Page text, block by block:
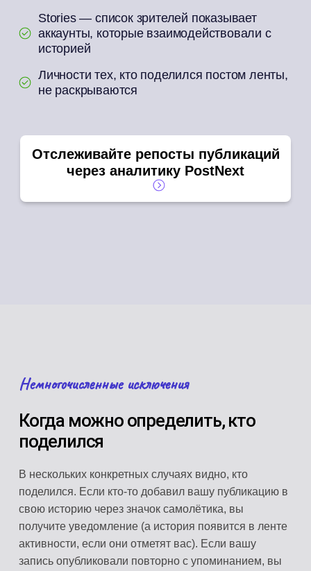
Stories — список зрителей показывает
аккаунты, которые взаимодействовали с
историей
Личности тех, кто поделился постом ленты,
не раскрываются
Отслеживайте репосты публикаций
через аналитику PostNext
Немногочисленные исключения
Когда можно определить, кто
поделился
В нескольких конкретных случаях видно, кто
поделился. Если кто-то добавил вашу публикацию в
свою историю через значок самолётика, вы
получите уведомление (а история появится в ленте
активности, если они отметят вас). Если вашу
запись опубликовали повторно с упоминанием, вы